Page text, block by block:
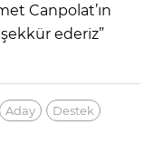
Canpolat’ın
ederiz”
Aday
Destek